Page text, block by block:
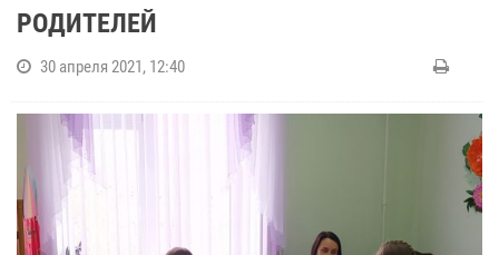
РОДИТЕЛЕЙ
30 апреля 2021, 12:40